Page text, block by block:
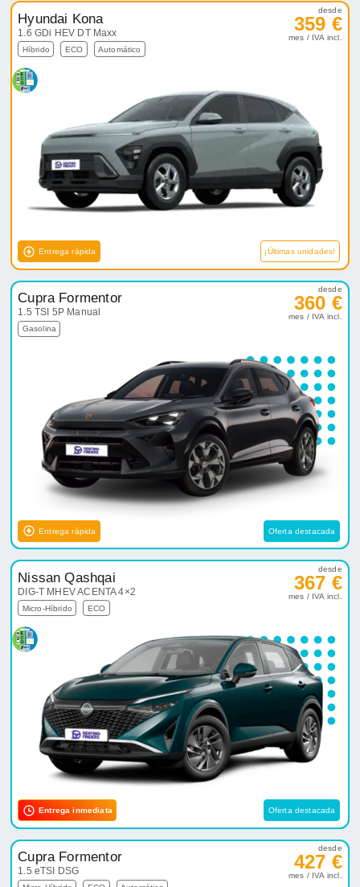
Hyundai Kona
1.6 GDi HEV DT Maxx
Híbrido ECO Automático
desde
359 €
mes / IVA incl.
Entrega rápida ¡Últimas unidades!
Cupra Formentor
1.5 TSI 5P Manual
Gasolina
desde
360 €
mes / IVA incl.
Entrega rápida Oferta destacada
Nissan Qashqai
DIG-T MHEV ACENTA 4×2
Micro-Híbrido ECO
desde
367 €
mes / IVA incl.
Entrega inmediata Oferta destacada
Cupra Formentor
1.5 eTSI DSG
desde
427 €
mes / IVA incl.